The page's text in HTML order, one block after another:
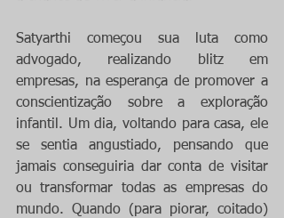
Satyarthi começou sua luta como
advogado, realizando blitz em
empresas, na esperança de promover a
conscientização sobre a exploração
infantil. Um dia, voltando para casa, ele
se sentia angustiado, pensando que
jamais conseguiria dar conta de visitar
ou transformar todas as empresas do
mundo. Quando (para piorar, coitado)